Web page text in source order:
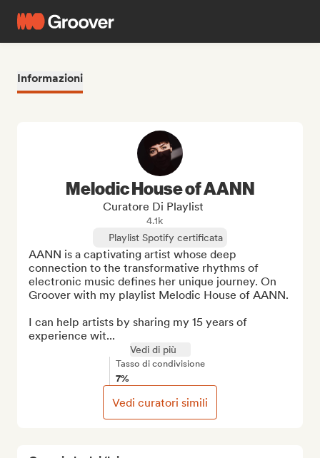
Informazioni
Melodic House of AANN
Curatore Di Playlist
4.1k
Playlist Spotify certificata
AANN is a captivating artist whose deep
connection to the transformative rhythms of
electronic music defines her unique journey. On
Groover with my playlist Melodic House of AANN.
I can help artists by sharing my 15 years of
experience wit...
Vedi di più
Tasso di condivisione
7%
Vedi curatori simili